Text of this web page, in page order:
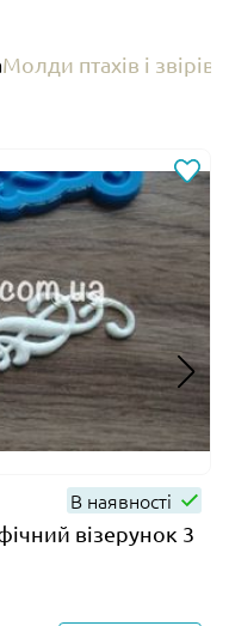
Молди птахів і звірів
В наявності
візерунок 3